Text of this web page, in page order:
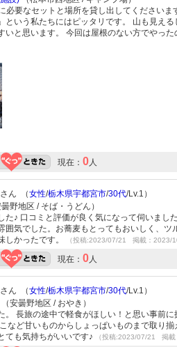
必要なセットと場所を貸し出してください
という私たちにはピッタリです。 山も見え
いと思います。 今回は屋根のない方でやった
現在： 0人
さん （女性/栃木県宇都宮市/30代/Lv.1）
曇野地区 / そば・うどん）
た♪ 口コミと評価が良く気になって伺いま
囲気でした。お蕎麦もとってもおいしく、ツ
しかったです。
（投稿:2023/07/21 掲載：2023/
現在： 0人
さん （女性/栃木県宇都宮市/30代/Lv.1）
（安曇野地区 / おやき）
。 長旅の途中で軽食がほしい！と思い事前
など甘いものからしょっぱいものまで取り
ても気持ちがいいです♪
（投稿:2023/07/21 掲載